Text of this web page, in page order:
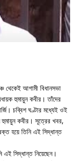
থেকেই আগামী বিধানসভা
হুমায়ুন কবীর। তাঁদের
চব্বিশ ঘণ্টার মধ্যেই ওই
হুমায়ুন কবীর। সূত্রের খবর,
হয়ে তিনি এই সিদ্ধান্ত
এই সিদ্ধান্ত নিয়েছেন।